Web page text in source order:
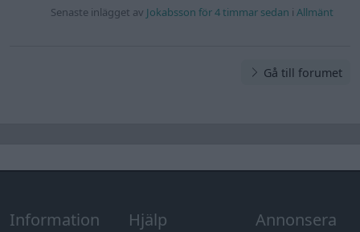
Senaste inlägget av Jokabsson för 4 timmar sedan iAllmänt
Gå till forumet
Information Hjälp Annonsera